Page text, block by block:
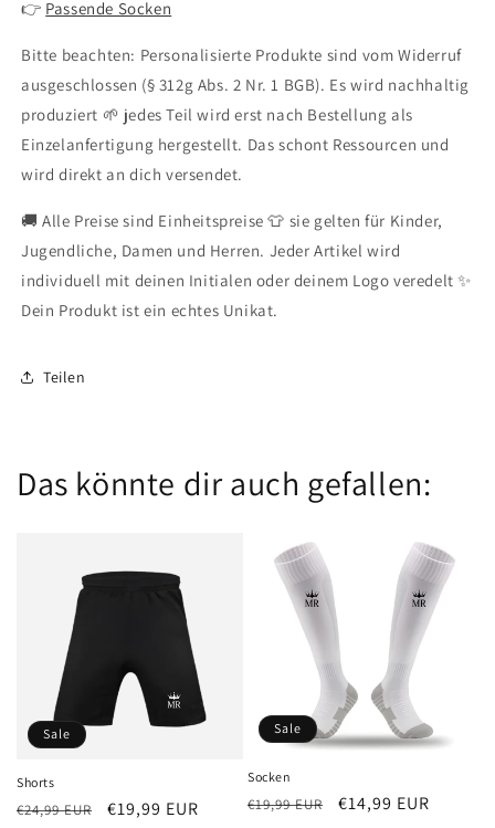
👉 Passende Socken
Bitte beachten: Personalisierte Produkte sind vom Widerruf
ausgeschlossen (§ 312g Abs. 2 Nr. 1 BGB). Es wird nachhaltig
produziert 🌱 jedes Teil wird erst nach Bestellung als
Einzelanfertigung hergestellt. Das schont Ressourcen und
wird direkt an dich versendet.
🚚 Alle Preise sind Einheitspreise 👕 sie gelten für Kinder,
Jugendliche, Damen und Herren. Jeder Artikel wird
individuell mit deinen Initialen oder deinem Logo veredelt ✨
Dein Produkt ist ein echtes Unikat.
Teilen
Das könnte dir auch gefallen:
Sale
Shorts
Normaler
€24,99 EUR Verkaufspreis
€19,99 EUR
Sale
Socken
Normaler
€19,99 EUR Verkaufspreis
€14,99 EUR